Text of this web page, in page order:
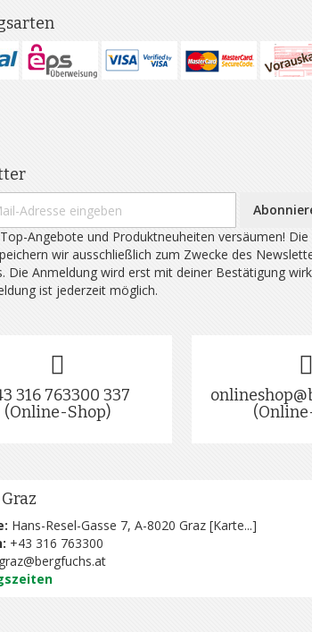
Angebote und Produktneuheiten versäumen! Die
wir ausschließlich zum Zwecke des
Die Anmeldung wird erst mit deiner Bestätigung
ist jederzeit möglich.
316 763300 337
(Online-Shop)
Hans-Resel-Gasse 7, A-8020 Graz [Karte...]
+43 316 763300
graz@bergfuchs.at